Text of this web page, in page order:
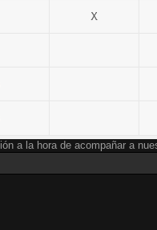
a la hora de acompañar a